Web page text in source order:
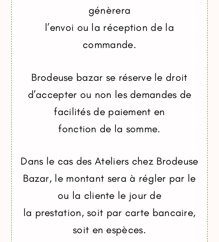
génèrera
l’envoi ou la réception de la
commande.
Brodeuse bazar se réserve le droit
d’accepter ou non les demandes de
facilités de paiement en
fonction de la somme.
Dans le cas des Ateliers chez Brodeuse
Bazar, le montant sera à régler par le
ou la cliente le jour de
la prestation, soit par carte bancaire,
soit en espèces.